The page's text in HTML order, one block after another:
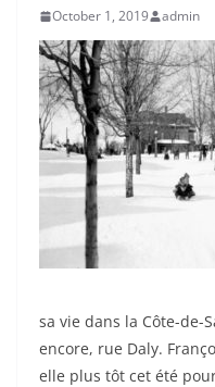
October 1, 2019 admin
sa vie dans la Côte-de-
encore, rue Daly.
elle plus tôt cet été